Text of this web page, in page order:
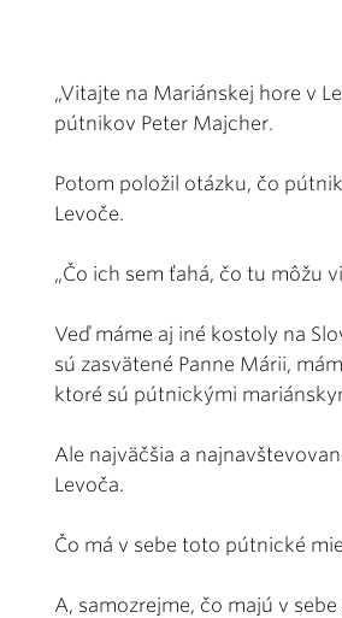
„Vitajte na Mariánskej hore v
pútnikov Peter Majcher.
Potom položil otázku, čo
Levoče.
„Čo ich sem ťahá, čo tu môžu
Veď máme aj iné kostoly na
sú zasvätené Panne Márii,
ktoré sú pútnickými
Ale najväčšia a
Levoča.
Čo má v sebe toto pútnické
A, samozrejme, čo majú v sebe